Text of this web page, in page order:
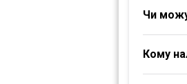
Чи
Кому